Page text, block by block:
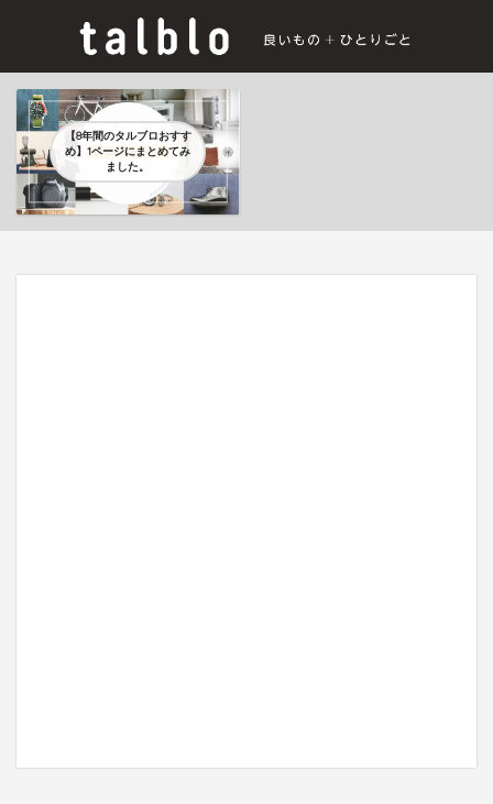
【8年間のタルブロおすす
め】1ページにまとめてみ
ました。